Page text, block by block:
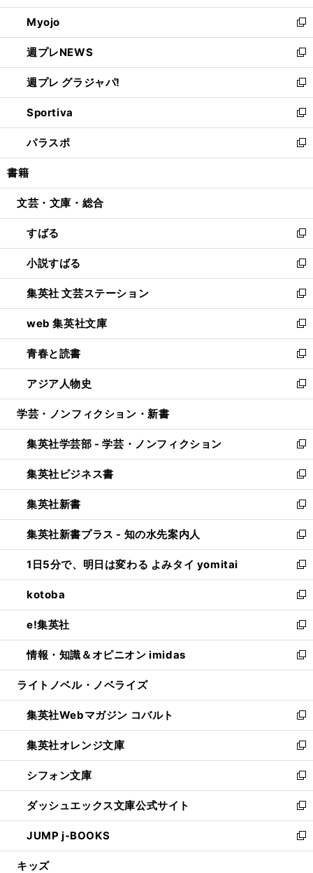
開
く
ウ
で
開
く
ン
ド
ウ
で
開
く
ウ
ィ
ン
ド
ウ
で
開
く
Myojo
新
し
い
ウ
ィ
ン
ド
ウ
で
開
週プレNEWS
新
し
い
ウ
ィ
ン
ド
ウ
開
週プレ グラジャパ!
新
し
い
ウ
ィ
ン
ウ
開
く
Sportiva
新
し
い
ウ
ン
ウ
で
開
く
パラスポ
新
し
ウ
ン
ド
ウ
で
開
く
書籍
文芸・文庫・総合
すばる
新
し
い
ウ
ィ
ン
ド
ウ
で
開
く
小説すばる
新
し
い
ウ
ィ
ン
ド
ウ
で
開
集英社 文芸ステーション
新
し
い
ウ
ィ
ン
ド
ウ
開
く
web 集英社文庫
新
し
い
ウ
ィ
ン
ウ
で
開
く
青春と読書
新
し
い
ウ
ン
ド
ウ
で
開
く
アジア人物史
新
し
ウ
ィ
ン
ド
ウ
で
開
く
学芸・ノンフィクション・新書
集英社学芸部 - 学芸・ノンフィクション
新
し
い
ウ
ィ
ン
ド
ウ
で
開
く
集英社ビジネス書
新
し
い
ウ
ィ
ン
ド
ウ
で
開
く
集英社新書
新
し
い
ウ
ィ
ン
ド
ウ
で
開
く
集英社新書プラス - 知の水先案内人
新
し
い
ウ
ィ
ン
ド
ウ
で
開
1日5分で、明日は変わる よみタイ yomitai
新
し
い
ウ
ィ
ン
ド
ウ
開
く
kotoba
新
し
い
ウ
ィ
ン
ウ
で
開
く
e!集英社
新
し
い
ウ
ン
ド
ウ
で
開
く
情報・知識＆オピニオン imidas
新
し
ウ
ィ
ン
ド
ウ
で
開
く
ライトノベル・ノベライズ
集英社Webマガジン コバルト
新
し
い
ウ
ィ
ン
ド
ウ
で
開
集英社オレンジ文庫
新
し
い
ウ
ィ
ン
ド
ウ
シフォン文庫
新
し
い
ウ
ィ
ン
ダッシュエックス文庫公式サイト
新
し
い
ウ
JUMP j-BOOKS
新
し
キッズ